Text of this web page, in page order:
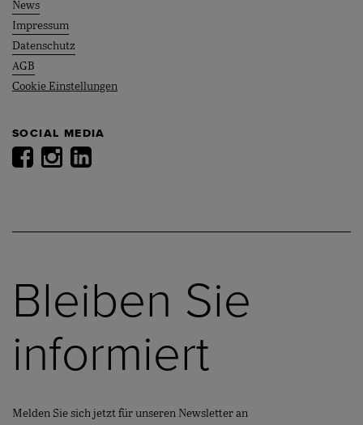
News
Impressum
Datenschutz
AGB
Cookie Einstellungen
SOCIAL MEDIA
Bleiben Sie
informiert
Melden Sie sich jetzt für unseren Newsletter an